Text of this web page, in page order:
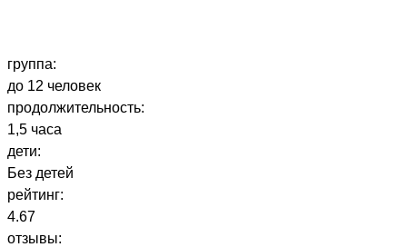
группа:
до 12 человек
продолжительность:
1,5 часа
дети:
Без детей
рейтинг:
4.67
отзывы: